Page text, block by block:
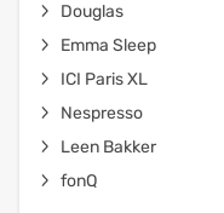
Douglas
Emma Sleep
ICI Paris XL
Nespresso
Leen Bakker
fonQ